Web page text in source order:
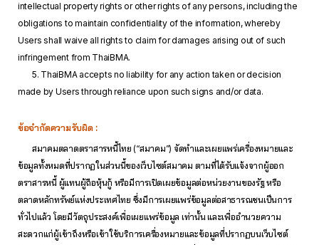
intellectual property rights or other rights of any persons, including the
obligations to maintain confidentiality of the information, whereby
Users shall waive all rights to claim for damages arising out of such
infringement from ThaiBMA.
5. ThaiBMA accepts no liability for any action taken or decision
made by Users through reliance upon such signs and/or data.
ข้อจำกัดความรับผิด :
สมาคมตลาดตราสารหนี้ไทย (“สมาคม”) จัดทำและเผยแพร่เครื่องหมายและ
ข้อมูลทั้งหมดที่ปรากฏในส่วนนี้ของเว็บไซต์สมาคม ตามที่ได้รับแจ้งจากผู้ออก
ตราสารหนี้ ผู้แทนผู้ถือหุ้นกู้ หรือมีการเปิดเผยข้อมูลต่อหน่วยงานของรัฐ หรือ
ตลาดหลักทรัพย์แห่งประเทศไทย ซึ่งมีการเผยแพร่ข้อมูลต่อสาธารณชนเป็นการ
ทั่วไปแล้ว โดยมีวัตถุประสงค์เพื่อเผยแพร่ข้อมูล เท่านั้น และเพื่ออำนวยความ
สะดวกแก่ผู้เข้าถึงหรือเข้าใช้บริการเครื่องหมายและข้อมูลที่ปรากฏบนเว็บไซต์